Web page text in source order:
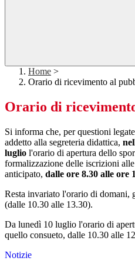
Home >
Orario di ricevimento al
Orario di
Si informa che, per questioni
addetto alla segreteria didattica,
luglio l'orario di apertura dello
formalizzazione delle iscrizioni
anticipato, dalle ore 8.30 alle ore
Resta invariato l'orario di domani,
(dalle 10.30 alle 13.30).
Da lunedì 10 luglio l'orario di
quello consueto, dalle 10.30 alle
Notizie